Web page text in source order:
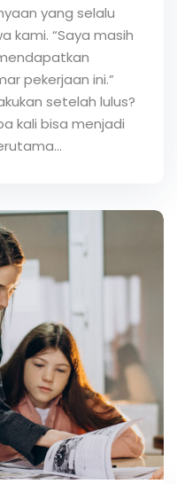
yang selalu
kami. “Saya masih
pekerjaan ini.”
setelah lulus?
kali bisa menjadi